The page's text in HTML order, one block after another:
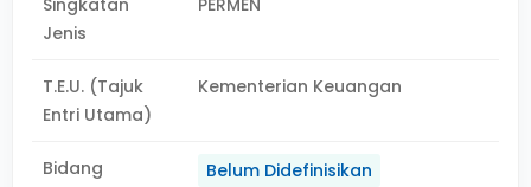
Singkatan
Jenis
PERMEN
T.E.U. (Tajuk
Entri Utama)
Kementerian Keuangan
Bidang Belum Didefinisikan